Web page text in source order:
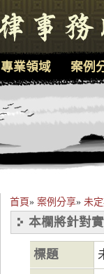
首頁» 案例分享» 未
本欄將針對
標題
專業領域 案例